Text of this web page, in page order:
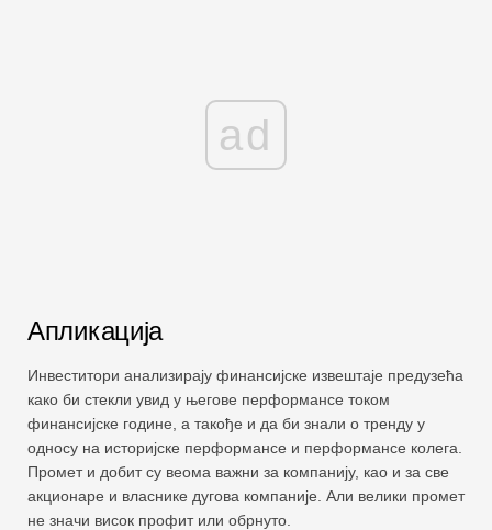
ad
Апликација
Инвеститори анализирају финансијске извештаје предузећа
како би стекли увид у његове перформансе током
финансијске године, а такође и да би знали о тренду у
односу на историјске перформансе и перформансе колега.
Промет и добит су веома важни за компанију, као и за све
акционаре и власнике дугова компаније. Али велики промет
не значи висок профит или обрнуто.